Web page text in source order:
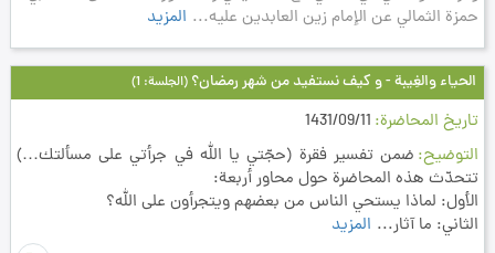
حمزة الثمالي عن الإمام زين العابدين عليه... المزيد
الحياء والغِيبة - و كيف نستفيد من شهر رمضان؟ (الجلسة: 1)
تاريخ المحاضرة 1431/09/11
التوضيح ضمن تفسير فقرة (حجّتي يا الله في جرأتي على مسألتك…)
تتحدّث هذه المحاضرة حول محاور أربعة:
الأول: لماذا يستحي الناس من بعضهم ويتجرأون على الله؟
الثاني: ما آثار... المزيد